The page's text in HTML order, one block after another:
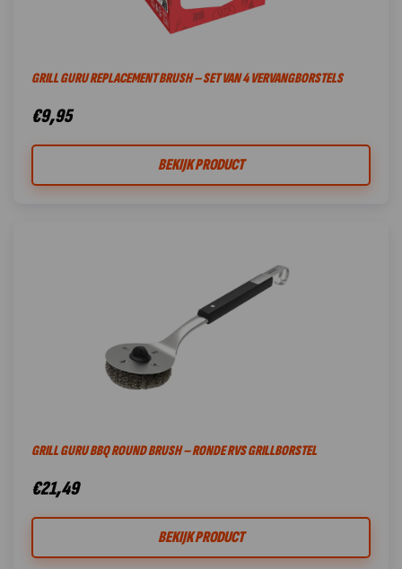
GRILL GURU REPLACEMENT BRUSH – SET VAN 4 VERVANGBORSTELS
€9,95
BEKIJK PRODUCT
GRILL GURU BBQ ROUND BRUSH – RONDE RVS GRILLBORSTEL
€21,49
BEKIJK PRODUCT